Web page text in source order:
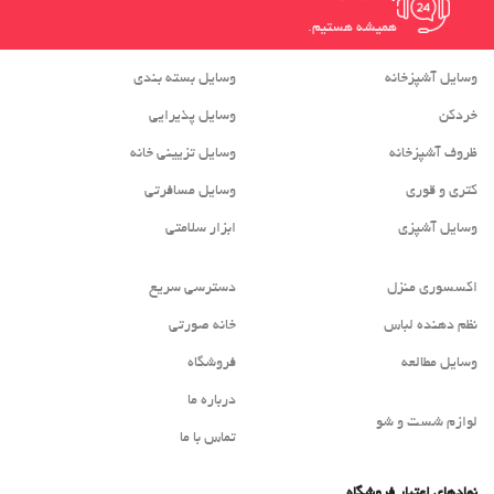
همیشه هستیم.
وسایل آشپزخانه
خردکن
ظروف آشپزخانه
کتری و قوری
وسایل آشپزی
وسایل بسته بندی
وسایل پذیرایی
وسایل تزیینی خانه
وسایل مسافرتی
ابزار سلامتی
اکسسوری منزل
نظم دهنده لباس
وسایل مطالعه
لوازم شست و شو
دسترسی سریع
خانه صورتی
فروشگاه
درباره ما
تماس با ما